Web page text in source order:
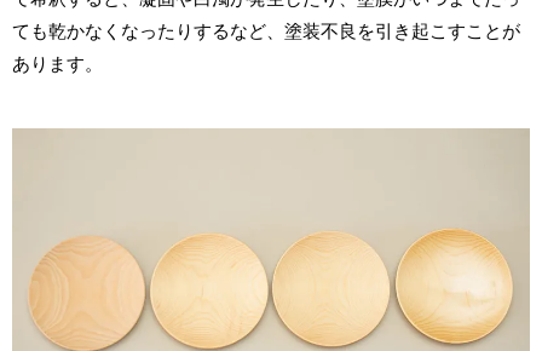
ても乾かなくなったりするなど、塗装不良を引き起こすことが
あります。